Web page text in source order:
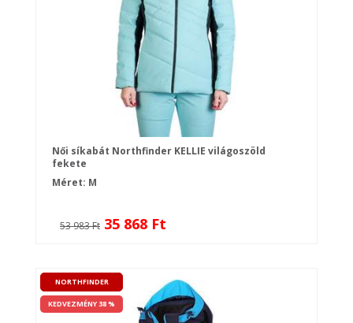
Női síkabát Northfinder KELLIE világoszöld
fekete
Méret: M
53 983 Ft 35 868 Ft
NORTHFINDER
KEDVEZMÉNY 38 %